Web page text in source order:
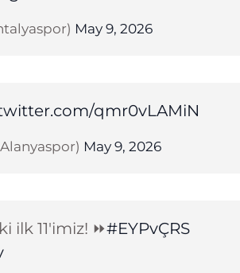
May 9, 2026
qmr0vLAMiN
May 9, 2026
ilk 11'imiz! ⏩#EYPvÇRS